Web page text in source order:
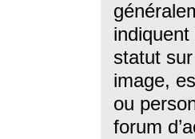
statut
image,
ou
forum